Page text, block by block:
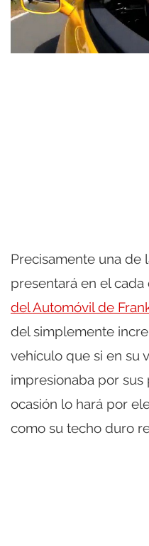
Precisamente una de
presentará en el
del Automóvil de
del simplemente
vehículo que si en su
impresionaba por sus
ocasión lo hará por
como su techo duro